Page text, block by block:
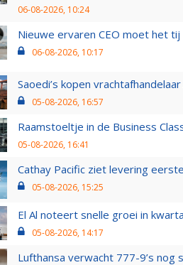
06-08-2026, 10:24
Nieuwe ervaren CEO moet het
06-08-2026, 10:17
Saoedi’s kopen
05-08-2026, 16:57
Raamstoeltje in de Business
05-08-2026, 16:41
Cathay Pacific ziet levering
05-08-2026, 15:25
El Al noteert snelle groei in
05-08-2026, 14:17
Lufthansa verwacht 777-9’s